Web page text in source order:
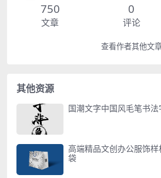
750
文章
0
评论
查看作者其他文
其他资源
国潮文字中国风毛笔书
高端精品文创办公服饰
袋